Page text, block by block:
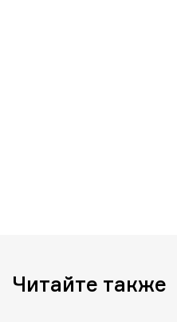
Читайте также